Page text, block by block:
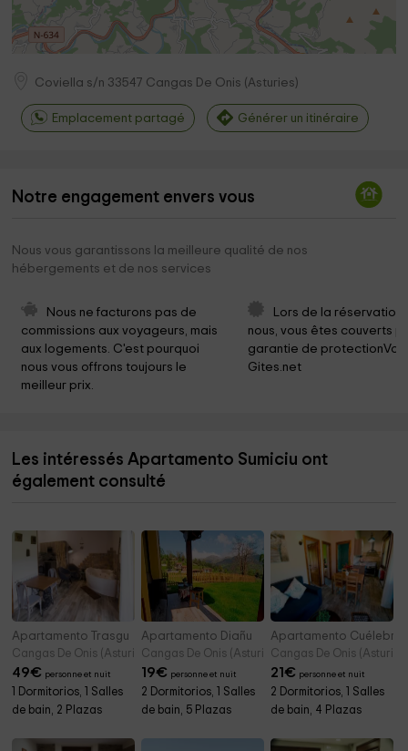
Coviella s/n 33547 Cangas De Onis (Asturies)
Emplacement partagé Générer un itinéraire
Notre engagement envers vous
Nous vous garantissons la meilleure qualité de nos
hébergements et de nos services
Nous ne facturons pas de
commissions aux voyageurs, mais
aux logements. C'est pourquoi
nous vous offrons toujours le
meilleur prix.
Lors de la réservation
nous, vous êtes couverts
garantie de
Gites.net
Les intéressés Apartamento Sumiciu ont
également consulté
Apartamento Trasgu
Cangas De Onis (Asturies)
49€ personne et nuit
1 Dormitorios, 1 Salles
de bain, 2 Plazas
Apartamento Diañu
Cangas De Onis (Asturies)
19€ personne et nuit
2 Dormitorios, 1 Salles
de bain, 5 Plazas
Apartamento Cuélebre
Cangas De Onis (Asturies)
21€ personne et nuit
2 Dormitorios, 1 Salles
de bain, 4 Plazas